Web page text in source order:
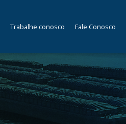
Trabalhe conosco Fale Conosco